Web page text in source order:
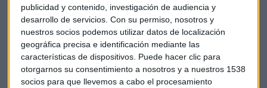
publicidad y contenido, investigación de audiencia y
desarrollo de servicios. Con su permiso, nosotros y
nuestros socios podemos utilizar datos de localización
geográfica precisa e identificación mediante las
características de dispositivos. Puede hacer clic para
otorgarnos su consentimiento a nosotros y a nuestros 1538
socios para que llevemos a cabo el procesamiento
A lo que Musk ha respondió: "Efectivamente".
Una posible venta se produce apenas unos días después de
que Musk dijera que la compañía planeaba mantener en
lugar de vender los bitcoines que ya tiene.